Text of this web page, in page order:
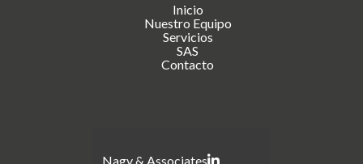
Inicio
Nuestro Equipo
Servicios
SAS
Contacto
Nagy & Associates